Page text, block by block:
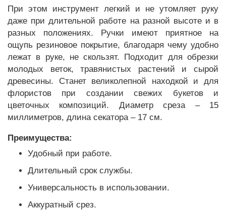
При этом инструмент легкий и не утомляет руку
даже при длительной работе на разной высоте и в
разных положениях. Ручки имеют приятное на
ощупь резиновое покрытие, благодаря чему удобно
лежат в руке, не скользят. Подходит для обрезки
молодых веток, травянистых растений и сырой
древесины. Станет великолепной находкой и для
флористов при создании свежих букетов и
цветочных композиций. Диаметр среза – 15
миллиметров, длина секатора – 17 см.
Преимущества:
Удобный при работе.
Длительный срок службы.
Универсальность в использовании.
Аккуратный срез.